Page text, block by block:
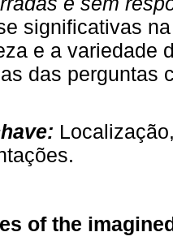
significativas
e a variedade
das perguntas
:
of the